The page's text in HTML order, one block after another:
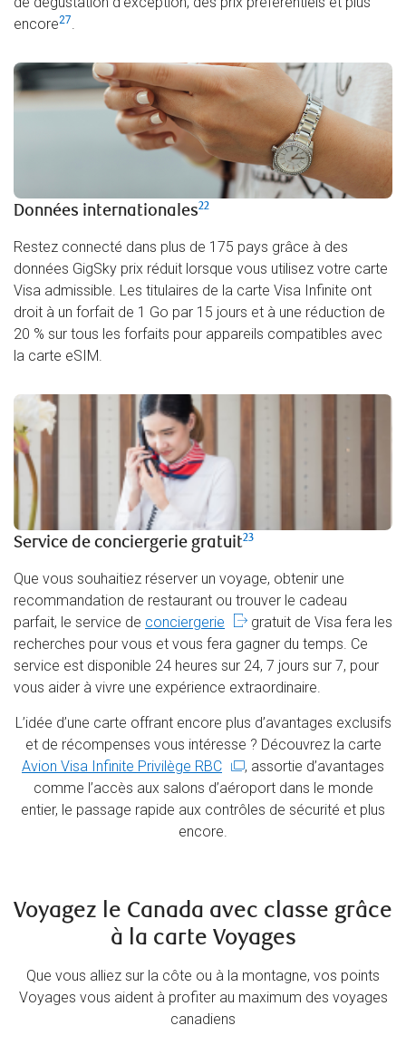
encore27.
Données internationales22
Restez connecté dans plus de 175 pays grâce à des
données GigSky prix réduit lorsque vous utilisez votre carte
Visa admissible. Les titulaires de la carte Visa Infinite ont
droit à un forfait de 1 Go par 15 jours et à une réduction de
20 % sur tous les forfaits pour appareils compatibles avec
la carte eSIM.
Service de conciergerie gratuit23
Que vous souhaitiez réserver un voyage, obtenir une
recommandation de restaurant ou trouver le cadeau
parfait, le service de conciergerie
gratuit de Visa fera les
recherches pour vous et vous fera gagner du temps. Ce
service est disponible 24 heures sur 24, 7 jours sur 7, pour
vous aider à vivre une expérience extraordinaire.
L’idée d’une carte offrant encore plus d’avantages exclusifs
et de récompenses vous intéresse ? Découvrez la carte
Avion Visa Infinite Privilège RBC
, assortie d’avantages
comme l’accès aux salons d’aéroport dans le monde
entier, le passage rapide aux contrôles de sécurité et plus
encore.
Voyagez le Canada avec classe grâce
à la carte Voyages
Que vous alliez sur la côte ou à la montagne, vos points
Voyages vous aident à profiter au maximum des voyages
canadiens